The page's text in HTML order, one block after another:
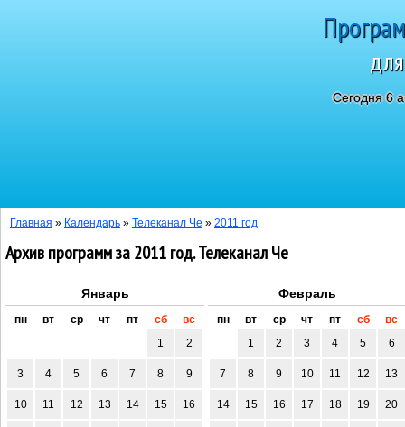
Сегодня 6
Главная » Календарь » Телеканал Че » 2011 год
Архив программ за 2011 год. Телеканал Че
Январь
пн вт ср чт пт сб
вс
1
2
3 4 5 6 7 8 9
10 11 12 13 14 15 16
Февраль
пн вт ср чт пт сб
вс
1
2 3 4 5 6
7 8 9 10 11 12 13
14 15 16 17 18 19 20